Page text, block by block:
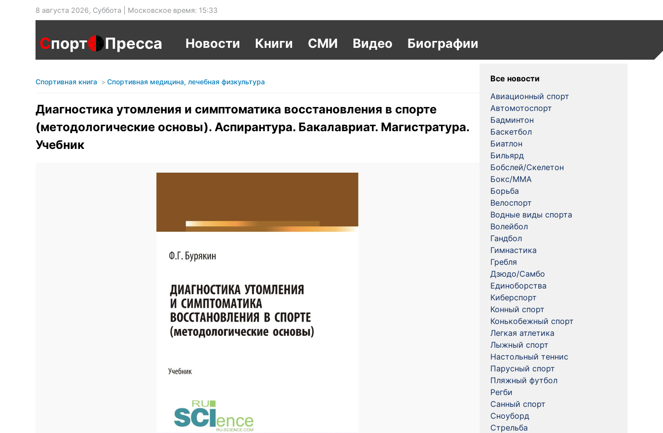
8 августа 2026, Суббота | Московское время: 15:33
Спорт Пресса Новости Книги СМИ Видео Биографии
Спортивная книга Спортивная медицина, лечебная физкультура
Диагностика утомления и симптоматика восстановления в спорте
(методологические основы). Аспирантура. Бакалавриат. Магистратура.
Учебник
Все новости
Авиационный спорт
Автомотоспорт
Бадминтон
Баскетбол
Биатлон
Бильярд
Бобслей/Скелетон
Бокс/MMA
Борьба
Велоспорт
Водные виды спорта
Волейбол
Гандбол
Гимнастика
Гребля
Дзюдо/Самбо
Единоборства
Киберспорт
Конный спорт
Конькобежный спорт
Легкая атлетика
Лыжный спорт
Настольный теннис
Парусный спорт
Пляжный футбол
Регби
Санный спорт
Сноуборд
Стрельба